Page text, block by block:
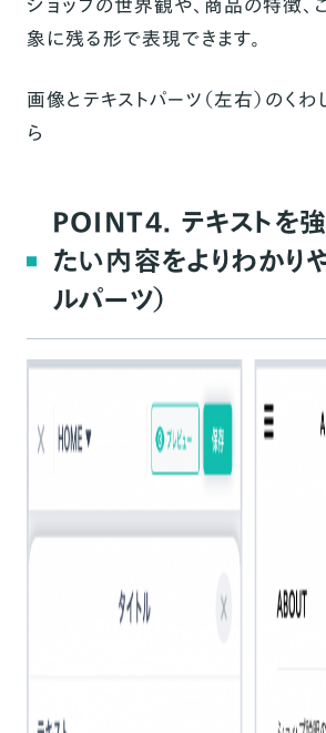
象に残る形で表現できます。
画像とテキストパーツ（左右）のく
ら
POINT4. テキストを
たい内容をよりわかりや
ルパーツ）